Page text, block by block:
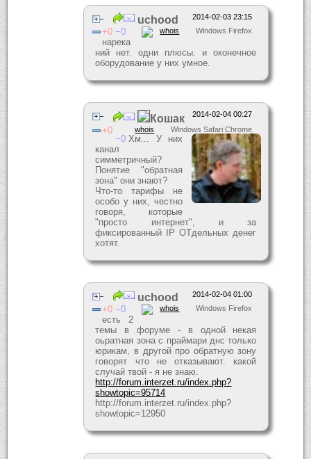
2014-02-03 23:15
Windows Firefox
whois
0 0
uchood
нарека
ний нет. одни плюсы. и оконечное
оборудование у них умное.
2014-02-04 00:27
Windows Safari Chrome
whois
0
0
Кошак
Хм... У них
канал
симметричный?
Понятие "обратная
зона" они знают?
Что-то тарифы не
особо у них, честно
говоря, которые
"просто интернет", и за
фиксированный IP ОТдельных денег
хотят.
2014-02-04 01:00
Windows Firefox
whois
0 0
uchood
есть 2
темы в форуме - в одной некая
оьратная зона с праймари днс только
юрикам, в другой про обратную зону
говорят что не отказывают. какой
случай твой - я не знаю.
http://forum.interzet.ru/index.php?
showtopic=95714
http://forum.interzet.ru/index.php?
showtopic=12950